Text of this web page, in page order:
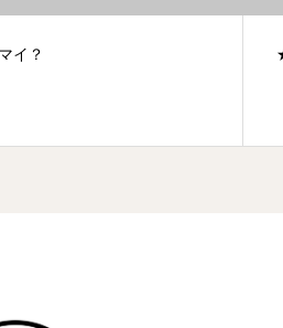
の方が県知事選に！